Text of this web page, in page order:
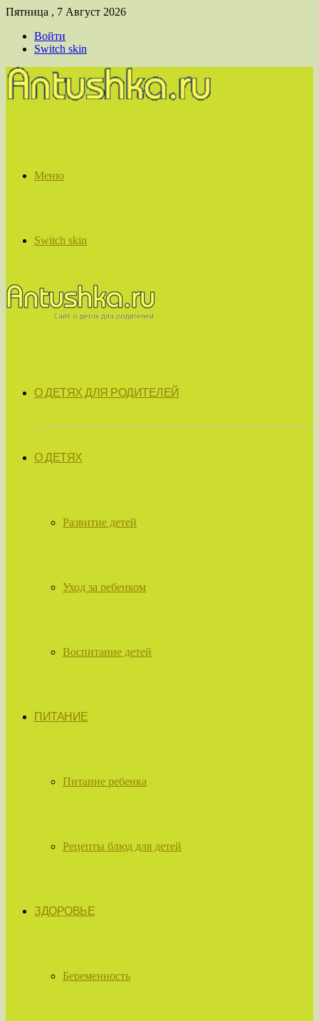
Пятница , 7 Август 2026
Войти
Switch skin
Меню
Switch skin
О ДЕТЯХ ДЛЯ РОДИТЕЛЕЙ
О ДЕТЯХ
Развитие детей
Уход за ребенком
Воспитание детей
ПИТАНИЕ
Питание ребенка
Рецепты блюд для детей
ЗДОРОВЬЕ
Беременность